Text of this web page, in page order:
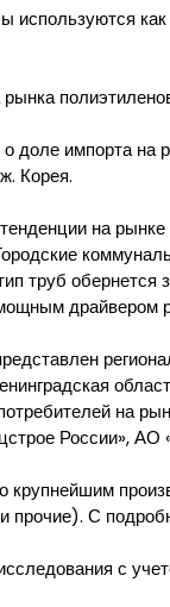
используются
доле импорта на
Корея.
на
труб
драйвером
на
России», АО
крупнейшим
прочие). С
с